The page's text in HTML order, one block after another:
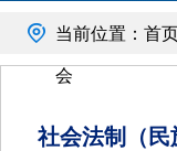
当前位置：首
会
社会法制（